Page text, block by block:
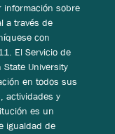
información sobre
a través de
con
El Servicio de
State University
en todos sus
actividades y
es un
igualdad de